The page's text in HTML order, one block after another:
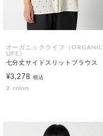
オーガニックライフ（ORGANIC
LIFE）
七分丈サイドスリットブラウス
¥3,278税込
2 colors